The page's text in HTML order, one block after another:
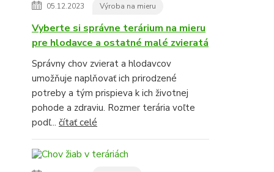
05.12.2023 Výroba na mieru
Vyberte si správne terárium na mieru
pre hlodavce a ostatné malé zvieratá
Správny chov zvierat a hlodavcov
umožňuje naplňovať ich prirodzené
potreby a tým prispieva k ich životnej
pohode a zdraviu. Rozmer terária voľte
podľ... čítať celé